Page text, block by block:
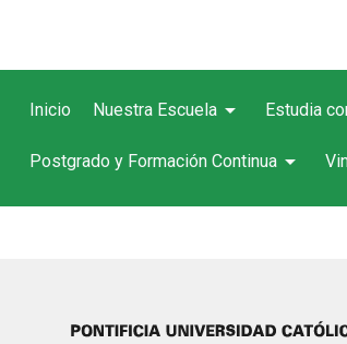
Inicio Nuestra Escuela arrow_drop_down Estudia
Postgrado y Formación Continua arrow_drop_down